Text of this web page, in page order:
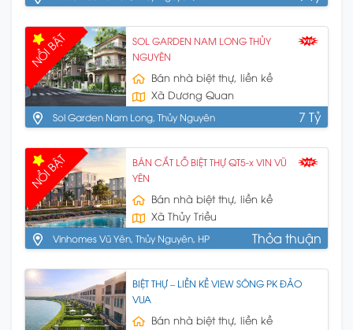
NỔI BẬT
SOL GARDEN NAM LONG THỦY
NGUYÊN
Bán nhà biệt thự, liền kề
Xã Dương Quan
Sol Garden Nam Long, Thủy Nguyên
7 Tỷ
NỔI BẬT
BÁN CẮT LỖ BIỆT THỰ QT5-x VIN VŨ
YÊN
Bán nhà biệt thự, liền kề
Xã Thủy Triều
Vinhomes Vũ Yên, Thủy Nguyên, HP
Thỏa thuận
BIỆT THỰ – LIỀN KỀ VIEW SÔNG PK ĐẢO
VUA
Bán nhà biệt thự, liền kề